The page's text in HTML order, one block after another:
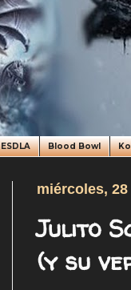
ESDLA Blood Bowl
miércoles,
Julito
(y su